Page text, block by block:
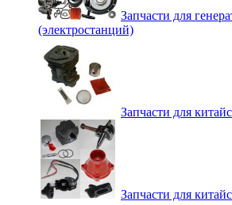
Запчасти для
(электростанций)
Запчасти для
Запчасти для